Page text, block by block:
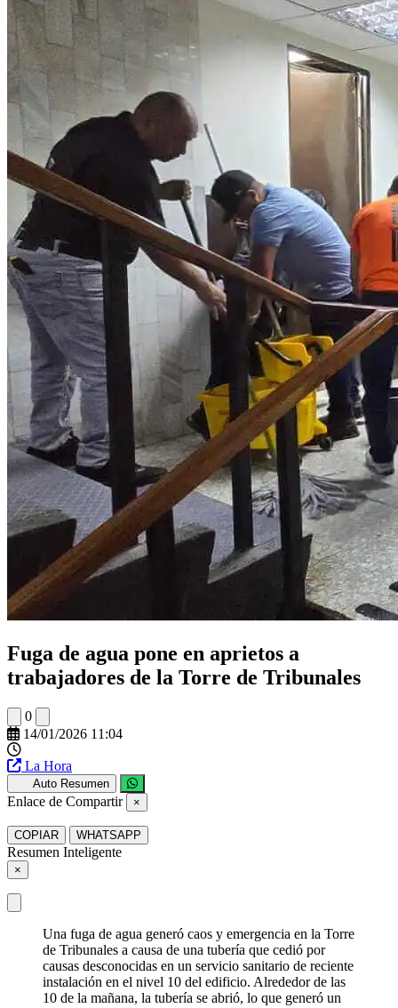
Fuga de agua pone en aprietos a
trabajadores de la Torre de Tribunales
0
14/01/2026 11:04
La Hora
Auto Resumen
Enlace de Compartir ×
COPIAR WHATSAPP
Resumen Inteligente
×
Una fuga de agua generó caos y emergencia en la Torre
de Tribunales a causa de una tubería que cedió por
causas desconocidas en un servicio sanitario de reciente
instalación en el nivel 10 del edificio. Alrededor de las
10 de la mañana, la tubería se abrió, lo que generó un